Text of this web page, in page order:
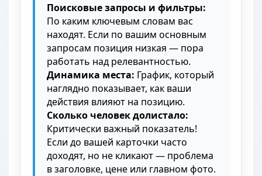
Поисковые запросы и фильтры:
По каким ключевым словам вас
находят. Если по вашим основным
запросам позиция низкая — пора
работать над релевантностью.
Динамика места: График, который
наглядно показывает, как ваши
действия влияют на позицию.
Сколько человек долистало:
Критически важный показатель!
Если до вашей карточки часто
доходят, но не кликают — проблема
в заголовке, цене или главном фото.